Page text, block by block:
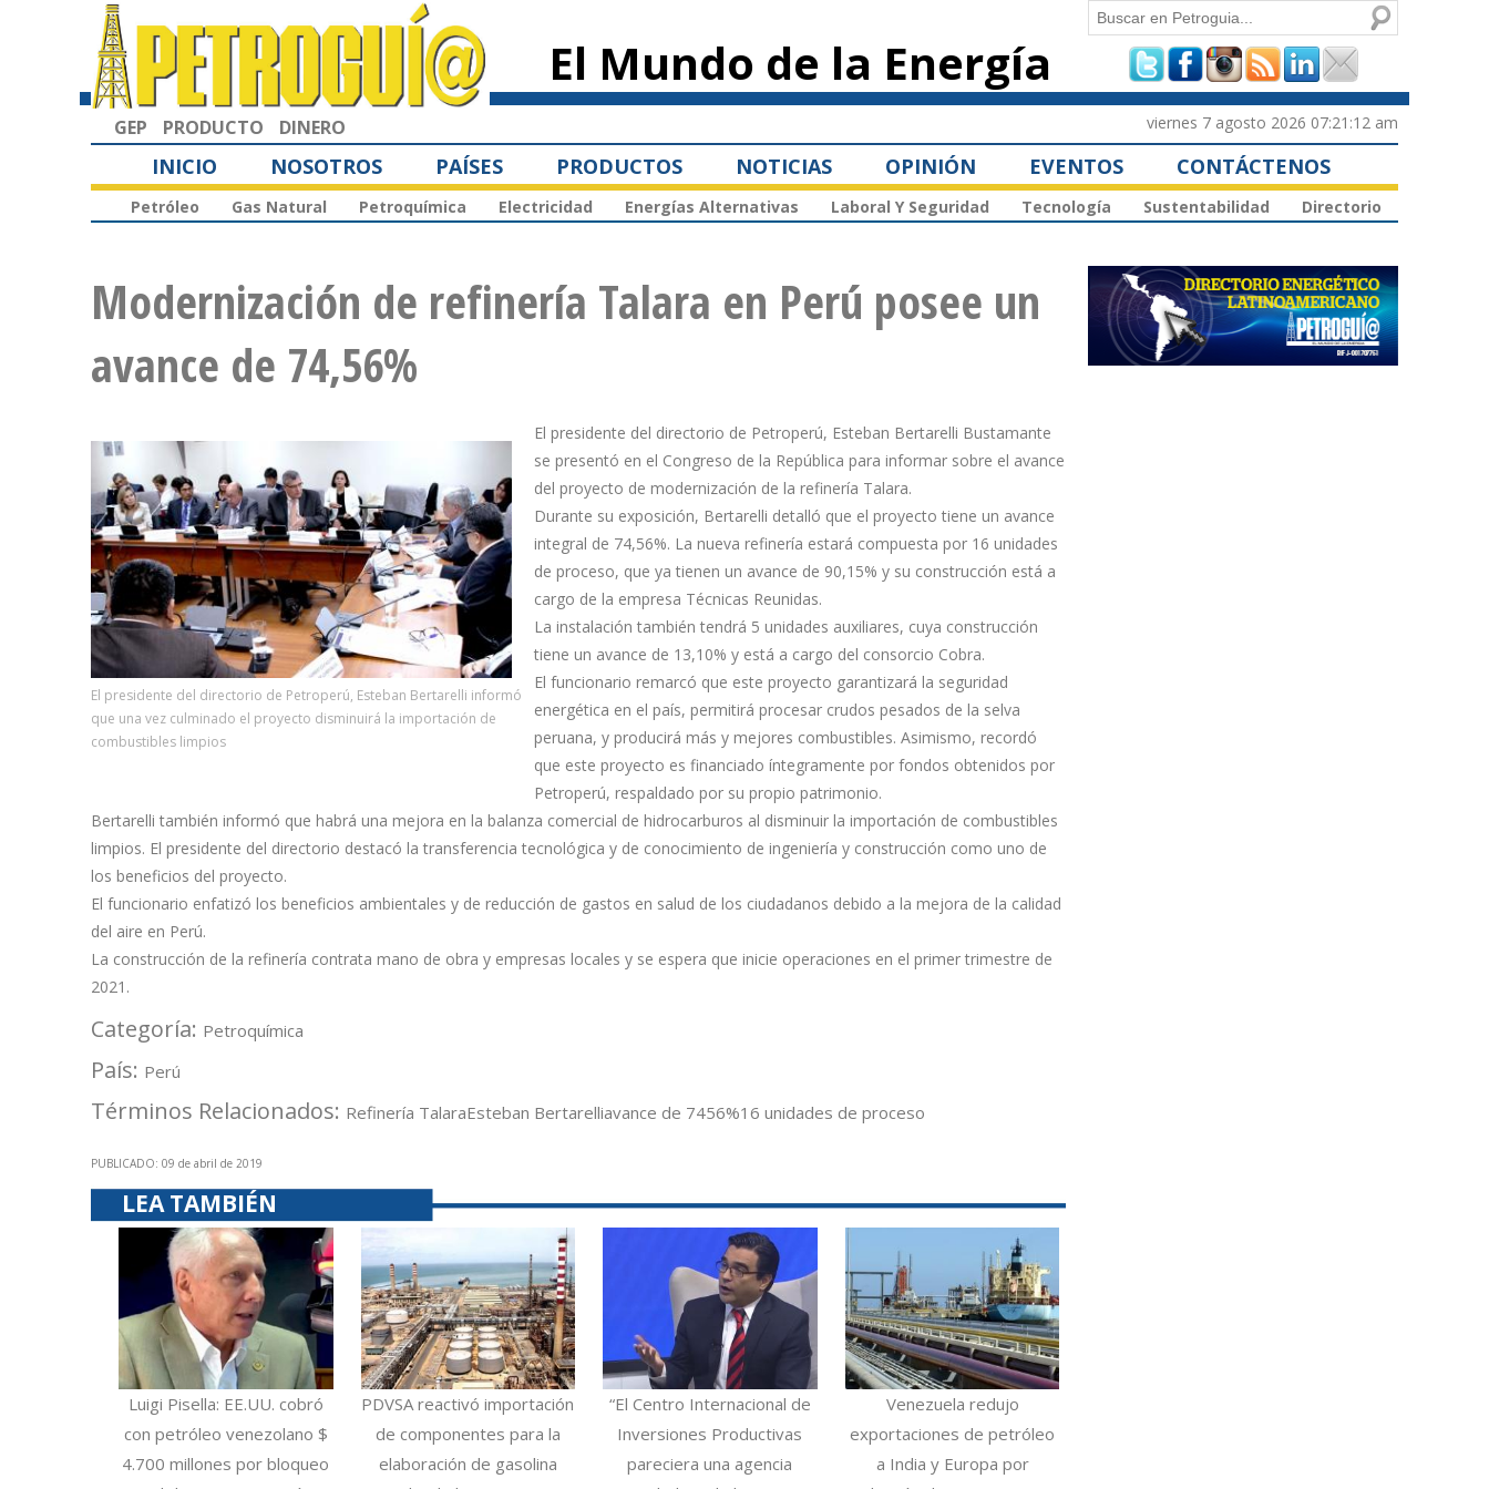
principal
El Mundo de la Energía
Formulario de
búsqueda
Buscar
GEP PRODUCTO DINERO viernes 7 agosto 2026 07:21:12 am
INICIO NOSOTROS PAÍSES PRODUCTOS NOTICIAS OPINIÓN EVENTOS CONTÁCTENOS
Petróleo Gas Natural Petroquímica Electricidad Energías Alternativas Laboral Y Seguridad Tecnología Sustentabilidad Directorio
Modernización de refinería Talara en Perú posee un
avance de 74,56%
El presidente del directorio de Petroperú, Esteban Bertarelli informó
que una vez culminado el proyecto disminuirá la importación de
combustibles limpios
El presidente del directorio de Petroperú, Esteban Bertarelli Bustamante
se presentó en el Congreso de la República para informar sobre el avance
del proyecto de modernización de la refinería Talara.
Durante su exposición, Bertarelli detalló que el proyecto tiene un avance
integral de 74,56%. La nueva refinería estará compuesta por 16 unidades
de proceso, que ya tienen un avance de 90,15% y su construcción está a
cargo de la empresa Técnicas Reunidas.
La instalación también tendrá 5 unidades auxiliares, cuya construcción
tiene un avance de 13,10% y está a cargo del consorcio Cobra.
El funcionario remarcó que este proyecto garantizará la seguridad
energética en el país, permitirá procesar crudos pesados de la selva
peruana, y producirá más y mejores combustibles. Asimismo, recordó
que este proyecto es financiado íntegramente por fondos obtenidos por
Petroperú, respaldado por su propio patrimonio.
Bertarelli también informó que habrá una mejora en la balanza comercial de hidrocarburos al disminuir la importación de combustibles
limpios. El presidente del directorio destacó la transferencia tecnológica y de conocimiento de ingeniería y construcción como uno de
los beneficios del proyecto.
El funcionario enfatizó los beneficios ambientales y de reducción de gastos en salud de los ciudadanos debido a la mejora de la calidad
del aire en Perú.
La construcción de la refinería contrata mano de obra y empresas locales y se espera que inicie operaciones en el primer trimestre de
2021.
Categoría: Petroquímica
País: Perú
Términos Relacionados: Refinería TalaraEsteban Bertarelliavance de 7456%16 unidades de proceso
PUBLICADO: 09 de abril de 2019
LEA TAMBIÉN
Luigi Pisella: EE.UU. cobró
con petróleo venezolano $
4.700 millones por bloqueo
PDVSA reactivó importación
de componentes para la
elaboración de gasolina
“El Centro Internacional de
Inversiones Productivas
pareciera una agencia
Venezuela redujo
exportaciones de petróleo
a India y Europa por